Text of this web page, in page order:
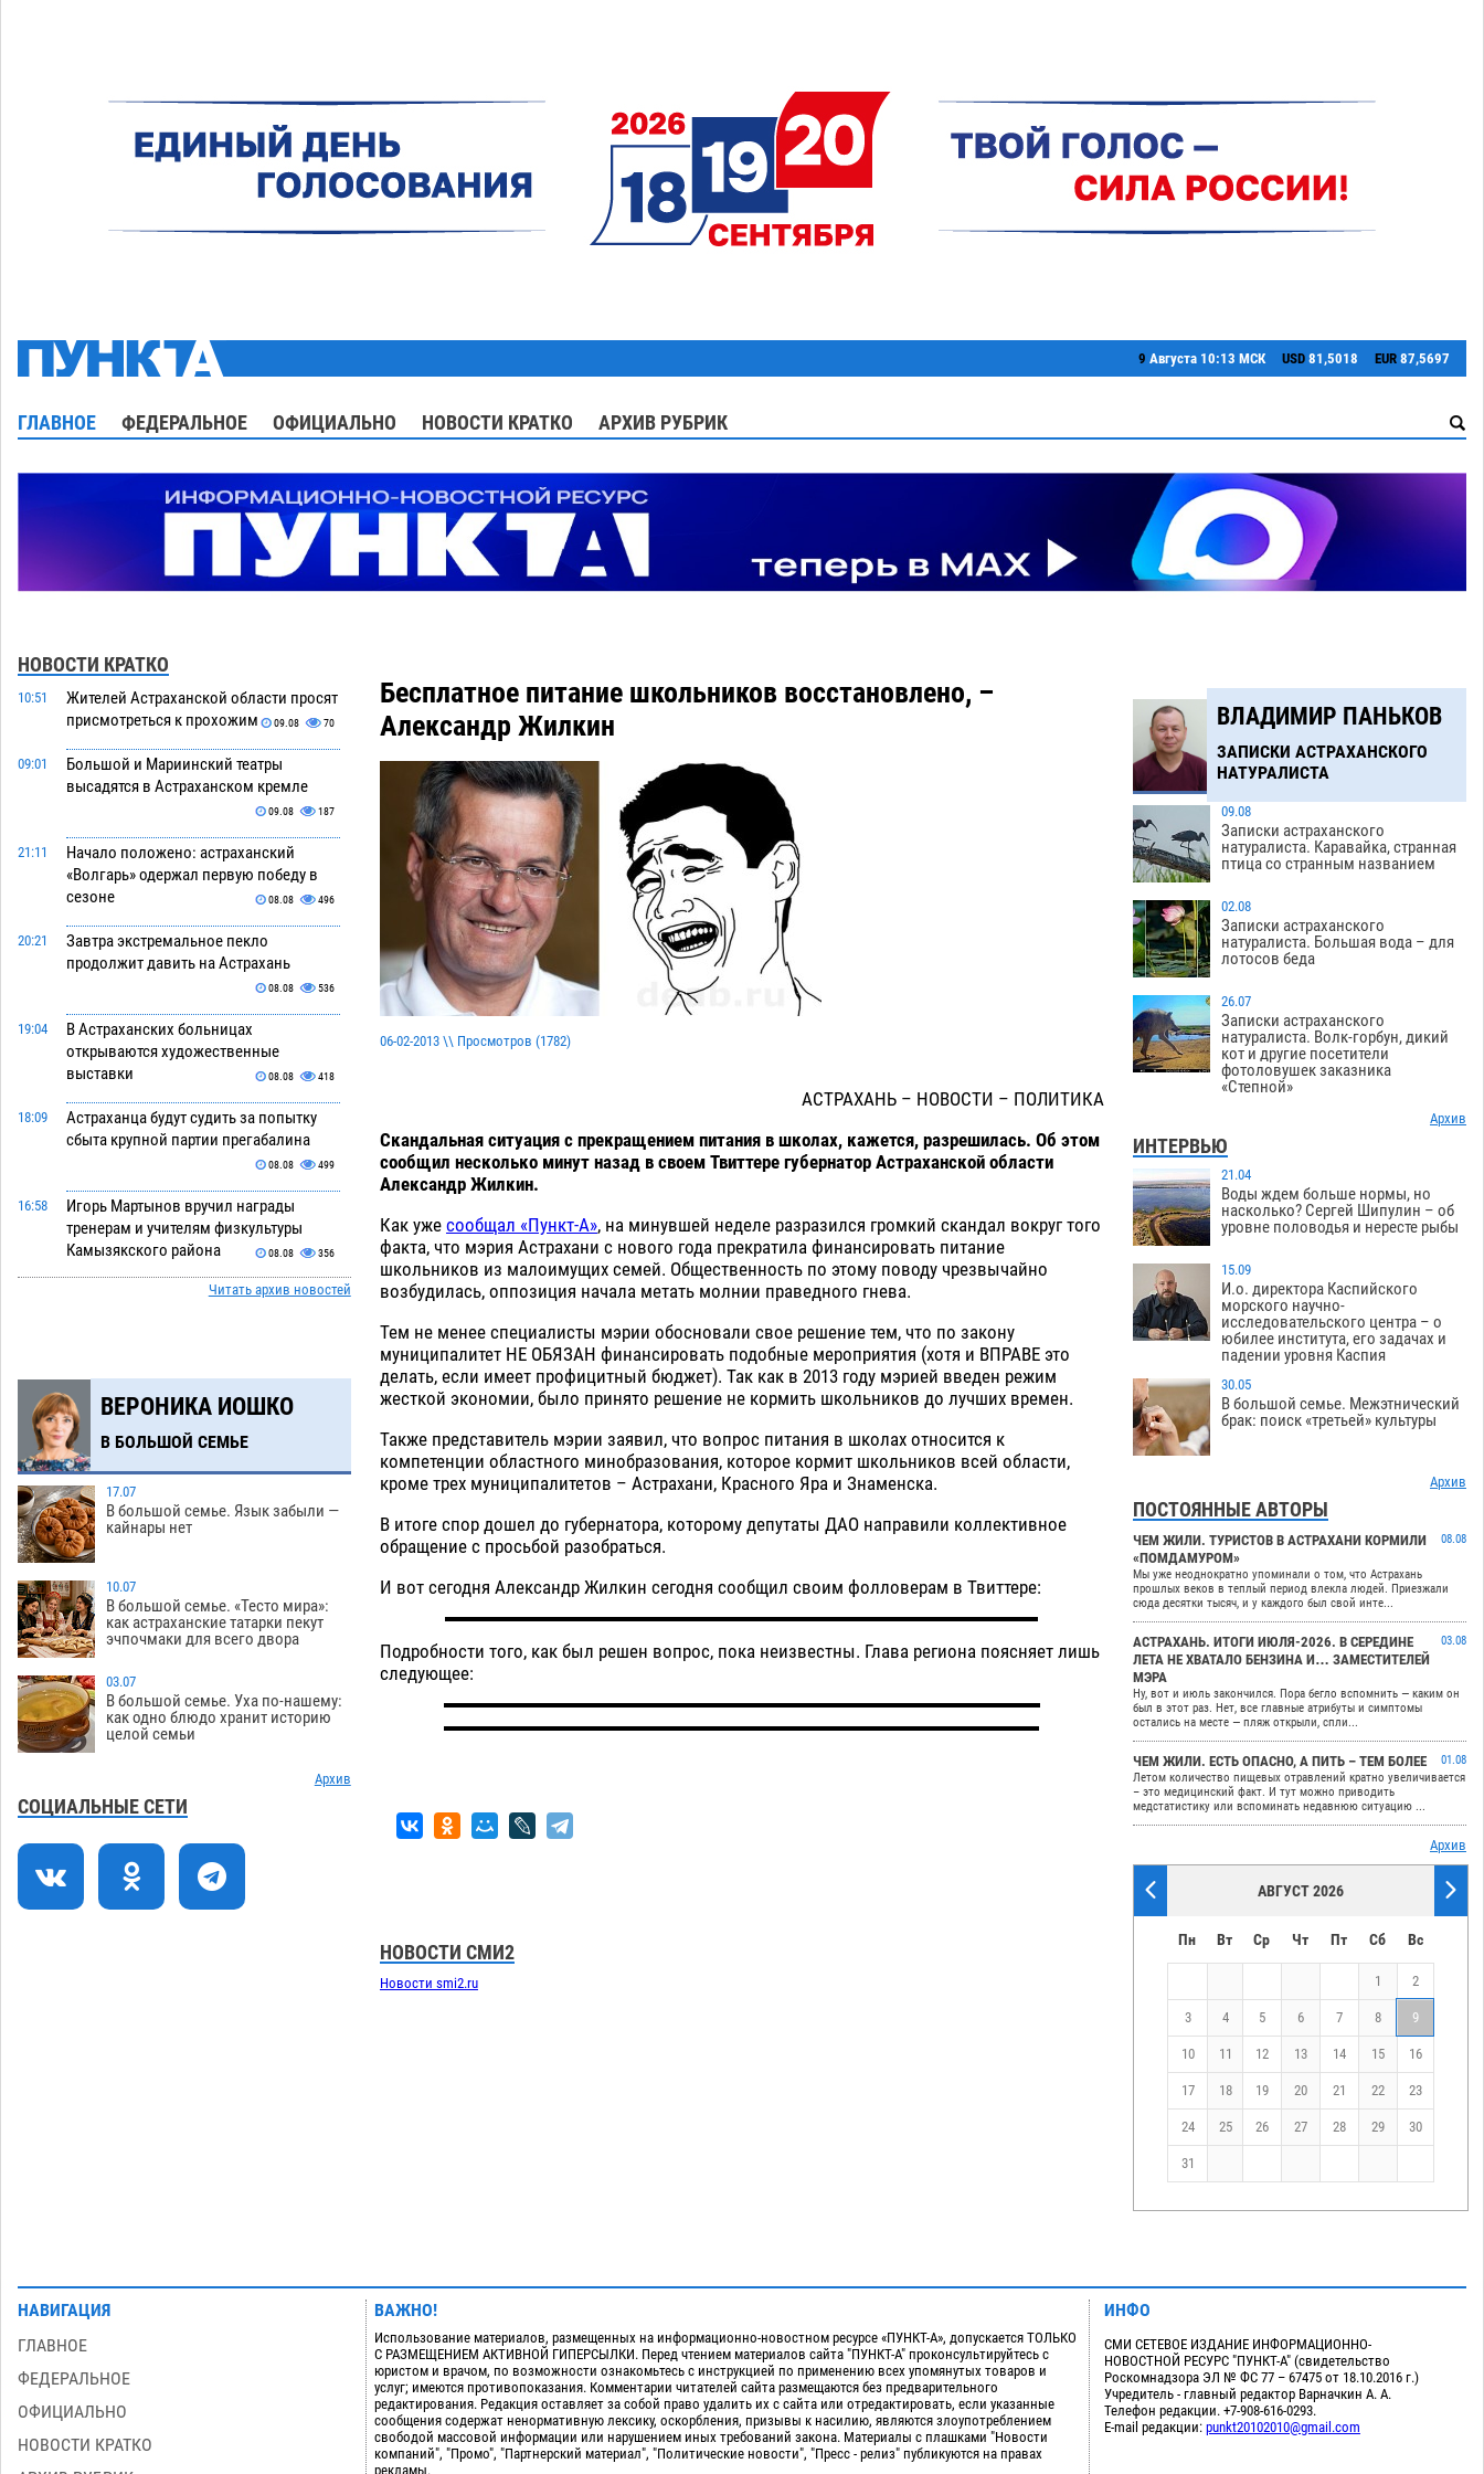
9 Августа 10:13 МСК USD 81,5018 EUR 87,5697
ГЛАВНОЕ ФЕДЕРАЛЬНОЕ ОФИЦИАЛЬНО НОВОСТИ КРАТКО АРХИВ РУБРИК
НОВОСТИ КРАТКО
10:51
Жителей Астраханской области просят
присмотреться к прохожим
09.08 70
09:01
Большой и Мариинский театры
высадятся в Астраханском кремле
09.08 187
21:11
Начало положено: астраханский
«Волгарь» одержал первую победу в
сезоне
08.08 496
20:21
Завтра экстремальное пекло
продолжит давить на Астрахань
08.08 536
19:04
В Астраханских больницах
открываются художественные
выставки
08.08 418
18:09
Астраханца будут судить за попытку
сбыта крупной партии прегабалина
08.08 499
16:58
Игорь Мартынов вручил награды
тренерам и учителям физкультуры
Камызякского района
08.08 356
Ветеран из Астрахани отметил
Астрахани стал героем мурала
08.08
13:10
Подросток, перебегавший дорогу вне
перехода, попал под колеса авто в
Астрахани
12:02
Астраханский следком помог
подростку получить зарплату за
честный труд
10:51
Фаворитская ноша: астраханские
гандболисты крупно проиграли
09:00
Лидеры чеченской диаспоры в
Астрахани осудили выходку молодого
лихача с улицы Никольской
893
режиме экстремальной температурной
нагрузки
17:09
Астраханский котлован с мусором
Читать архив новостей
ВЕРОНИКА ИОШКО
В БОЛЬШОЙ СЕМЬЕ
17.07
В большой семье. Язык забыли —
кайнары нет
10.07
В большой семье. «Тесто мира»:
как астраханские татарки пекут
эчпочмаки для всего двора
03.07
В большой семье. Уха по-нашему:
как одно блюдо хранит историю
целой семьи
Архив
СОЦИАЛЬНЫЕ СЕТИ
Бесплатное питание школьников восстановлено, –
Александр Жилкин
06-02-2013 \\ Просмотров (1782)
АСТРАХАНЬ – НОВОСТИ – ПОЛИТИКА
Скандальная ситуация с прекращением питания в школах, кажется, разрешилась. Об этом
сообщил несколько минут назад в своем Твиттере губернатор Астраханской области
Александр Жилкин.
Как уже сообщал «Пункт-А», на минувшей неделе разразился громкий скандал вокруг того
факта, что мэрия Астрахани с нового года прекратила финансировать питание
школьников из малоимущих семей. Общественность по этому поводу чрезвычайно
возбудилась, оппозиция начала метать молнии праведного гнева.
Тем не менее специалисты мэрии обосновали свое решение тем, что по закону
муниципалитет НЕ ОБЯЗАН финансировать подобные мероприятия (хотя и ВПРАВЕ это
делать, если имеет профицитный бюджет). Так как в 2013 году мэрией введен режим
жесткой экономии, было принято решение не кормить школьников до лучших времен.
Также представитель мэрии заявил, что вопрос питания в школах относится к
компетенции областного минобразования, которое кормит школьников всей области,
кроме трех муниципалитетов – Астрахани, Красного Яра и Знаменска.
В итоге спор дошел до губернатора, которому депутаты ДАО направили коллективное
обращение с просьбой разобраться.
И вот сегодня Александр Жилкин сегодня сообщил своим фолловерам в Твиттере:
Подробности того, как был решен вопрос, пока неизвестны. Глава региона поясняет лишь
следующее:
НОВОСТИ СМИ2
Новости smi2.ru
ВЛАДИМИР ПАНЬКОВ
ЗАПИСКИ АСТРАХАНСКОГО
НАТУРАЛИСТА
09.08
Записки астраханского
натуралиста. Каравайка, странная
птица со странным названием
02.08
Записки астраханского
натуралиста. Большая вода – для
лотосов беда
26.07
Записки астраханского
натуралиста. Волк-горбун, дикий
кот и другие посетители
фотоловушек заказника
«Степной»
Архив
ИНТЕРВЬЮ
21.04
Воды ждем больше нормы, но
насколько? Сергей Шипулин – об
уровне половодья и нересте рыбы
15.09
И.о. директора Каспийского
морского научно-
исследовательского центра – о
юбилее института, его задачах и
падении уровня Каспия
30.05
В большой семье. Межэтнический
брак: поиск «третьей» культуры
Архив
ПОСТОЯННЫЕ АВТОРЫ
ЧЕМ ЖИЛИ. ТУРИСТОВ В АСТРАХАНИ КОРМИЛИ
«ПОМДАМУРОМ»
08.08
Мы уже неоднократно упоминали о том, что Астрахань
прошлых веков в теплый период влекла людей. Приезжали
сюда десятки тысяч, и у каждого был свой инте...
АСТРАХАНЬ. ИТОГИ ИЮЛЯ-2026. В СЕРЕДИНЕ
ЛЕТА НЕ ХВАТАЛО БЕНЗИНА И… ЗАМЕСТИТЕЛЕЙ
МЭРА
03.08
Ну, вот и июль закончился. Пора бегло вспомнить — каким он
был в этот раз. Нет, все главные атрибуты и симптомы
остались на месте — пляж открыли, спли...
ЧЕМ ЖИЛИ. ЕСТЬ ОПАСНО, А ПИТЬ – ТЕМ БОЛЕЕ
01.08
Летом количество пищевых отравлений кратно увеличивается
– это медицинский факт. И тут можно приводить
медстатистику или вспоминать недавнюю ситуацию ...
Архив
АВГУСТ 2026
Пн Вт Ср Чт Пт Сб Вс
1 2
3 4 5 6 7 8 9
10 11 12 13 14 15 16
17 18 19 20 21 22 23
24 25 26 27 28 29 30
31
НАВИГАЦИЯ
ГЛАВНОЕ
ФЕДЕРАЛЬНОЕ
ОФИЦИАЛЬНО
НОВОСТИ КРАТКО
ВАЖНО!
Использование материалов, размещенных на информационно-новостном ресурсе «ПУНКТ-А», допускается ТОЛЬКО
С РАЗМЕЩЕНИЕМ АКТИВНОЙ ГИПЕРСЫЛКИ. Перед чтением материалов сайта "ПУНКТ-А" проконсультируйтесь с
юристом и врачом, по возможности ознакомьтесь с инструкцией по применению всех упомянутых товаров и
услуг; имеются противопоказания. Комментарии читателей сайта размещаются без предварительного
редактирования. Редакция оставляет за собой право удалить их с сайта или отредактировать, если указанные
сообщения содержат ненормативную лексику, оскорбления, призывы к насилию, являются злоупотреблением
свободой массовой информации или нарушением иных требований закона. Материалы с плашками "Новости
компаний", "Промо", "Партнерский материал", "Политические новости", "Пресс - релиз" публикуются на правах
рекламы.
ИНФО
СМИ СЕТЕВОЕ ИЗДАНИЕ ИНФОРМАЦИОННО-
НОВОСТНОЙ РЕСУРС "ПУНКТ-А" (свидетельство
Роскомнадзора ЭЛ № ФС 77 – 67475 от 18.10.2016 г.)
Учредитель - главный редактор Варначкин А. А.
Телефон редакции. +7-908-616-0293.
E-mail редакции: punkt20102010@gmail.com